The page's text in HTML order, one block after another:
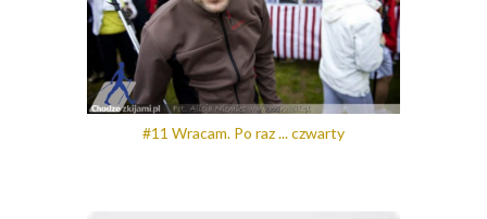
#11 Wracam. Po raz ... czwarty